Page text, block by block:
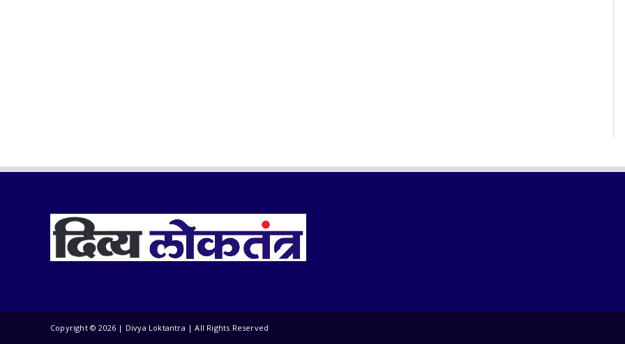
Copyright ©2026 | Divya Loktantra | All Rights Reserved